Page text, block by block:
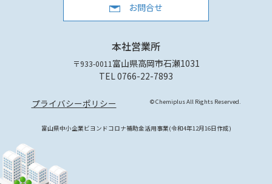
お問合せ
本社営業所
〒933-0011 富山県高岡市石瀬1031
TEL 0766-22-7893
プライバシーポリシー © Chemiplus All Rights Reserved.
富山県中小企業ビヨンドコロナ補助金活用事業(令和4年12月16日作成)